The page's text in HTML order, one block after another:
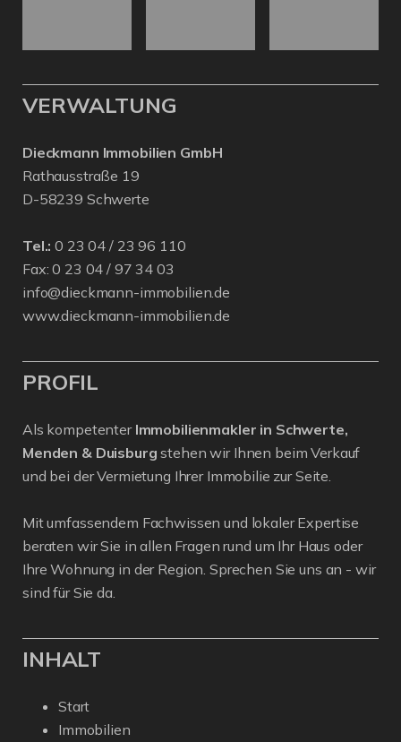
VERWALTUNG
Dieckmann Immobilien GmbH
Rathausstraße 19
D-58239 Schwerte
Tel.: 0 23 04 / 23 96 110
Fax: 0 23 04 / 97 34 03
info@dieckmann-immobilien.de
www.dieckmann-immobilien.de
PROFIL
Als kompetenter Immobilienmakler in Schwerte,
Menden & Duisburg stehen wir Ihnen beim Verkauf
und bei der Vermietung Ihrer Immobilie zur Seite.
Mit umfassendem Fachwissen und lokaler Expertise
beraten wir Sie in allen Fragen rund um Ihr Haus oder
Ihre Wohnung in der Region. Sprechen Sie uns an - wir
sind für Sie da.
INHALT
Start
Immobilien